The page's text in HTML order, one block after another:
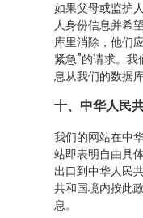
如果父母或监护
人身份信息并希
库里消除，他们
紧急”的请求。
息从我们的数据
十、中华人民
我们的网站在中
站即表明自由具
出口到中华人民
共和国境内按此
息。